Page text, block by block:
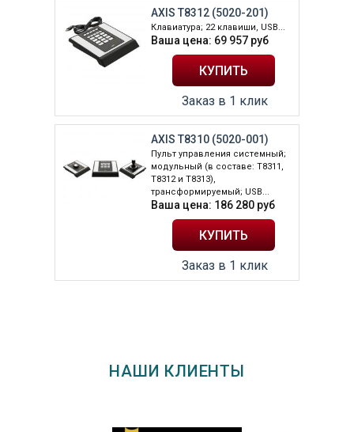
AXIS T8312 (5020-201)
Клавиатура; 22 клавиши, USB...
Ваша цена: 69 957 руб
Заказ в 1 клик
AXIS T8310 (5020-001)
Пульт управления системный;
модульный (в составе: T8311,
T8312 и T8313),
трансформируемый; USB...
Ваша цена: 186 280 руб
Заказ в 1 клик
НАШИ КЛИЕНТЫ